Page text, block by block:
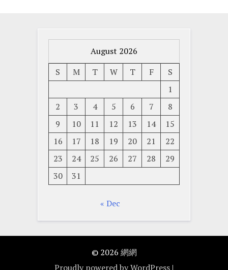
August 2026
S
M T W T F
S
1
2
3 4 5 6 7
8
9
10 11 12 13 14
15
16
17 18 19 20 21
22
23
24 25 26 27 28
29
30
31
« Dec
© 2026 網網
Proudly powered by WordPress |